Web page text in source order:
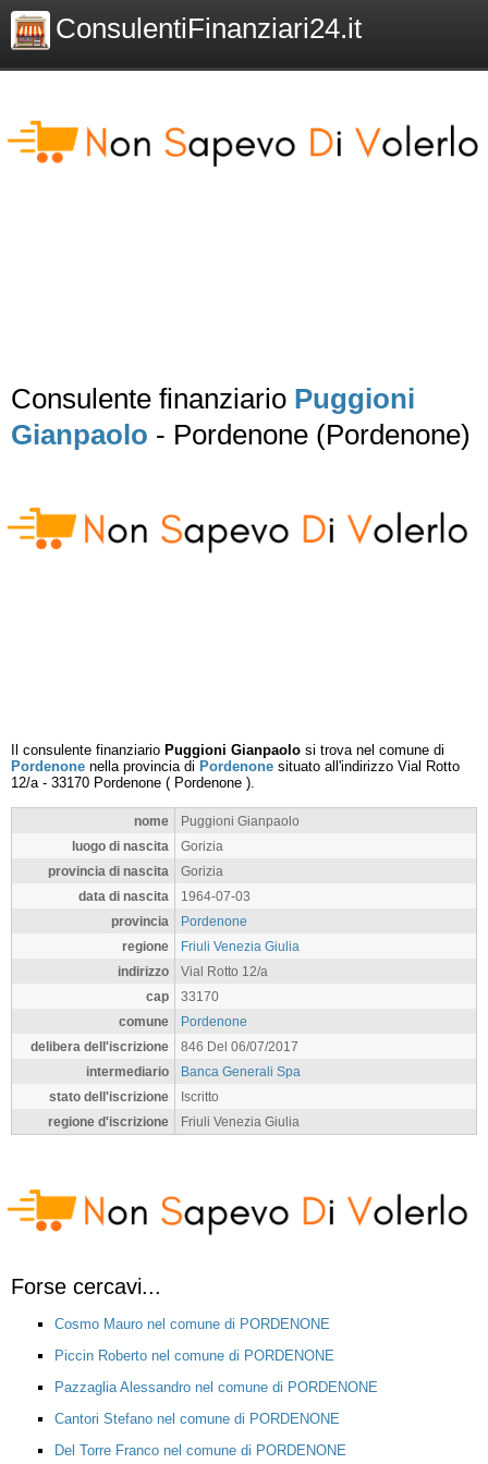
ConsulentiFinanziari24.it
Consulente finanziario Puggioni
Gianpaolo - Pordenone (Pordenone)
Il consulente finanziario Puggioni Gianpaolo si trova nel comune di
Pordenone nella provincia di Pordenone situato all'indirizzo Vial Rotto
12/a- 33170 Pordenone ( Pordenone ).
nome
Puggioni Gianpaolo
luogo di nascita
Gorizia
provincia di nascita
Gorizia
data di nascita
1964-07-03
provincia
Pordenone
regione
Friuli Venezia Giulia
indirizzo
Vial Rotto 12/a
cap
33170
comune
Pordenone
delibera dell'iscrizione
846 Del 06/07/2017
intermediario
Banca Generali Spa
stato dell'iscrizione
Iscritto
regione d'iscrizione
Friuli Venezia Giulia
Forse cercavi...
Cosmo Mauro nel comune di PORDENONE
Piccin Roberto nel comune di PORDENONE
Pazzaglia Alessandro nel comune di PORDENONE
Cantori Stefano nel comune di PORDENONE
Del Torre Franco nel comune di PORDENONE